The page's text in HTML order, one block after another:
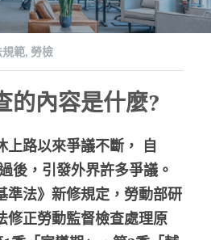
範, 勞檢
的內容是什麼?
上路以來爭議不斷， 自
後，引發外界許多爭議。
準法》新修規定，勞動部研
修正勞動監督檢查處理原